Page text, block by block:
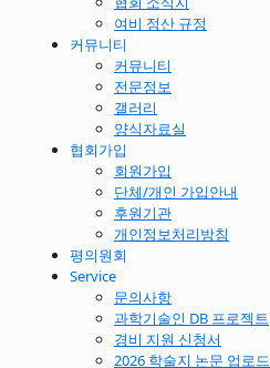
여비 정산 규정
커뮤니티
커뮤니티
전문정보
갤러리
양식자료실
협회가입
회원가입
단체/개인 가입안내
후원기관
개인정보처리방침
평의원회
Service
문의사항
과학기술인 DB 프로젝트
경비 지원 신청서
2026 학술지 논문 업로드